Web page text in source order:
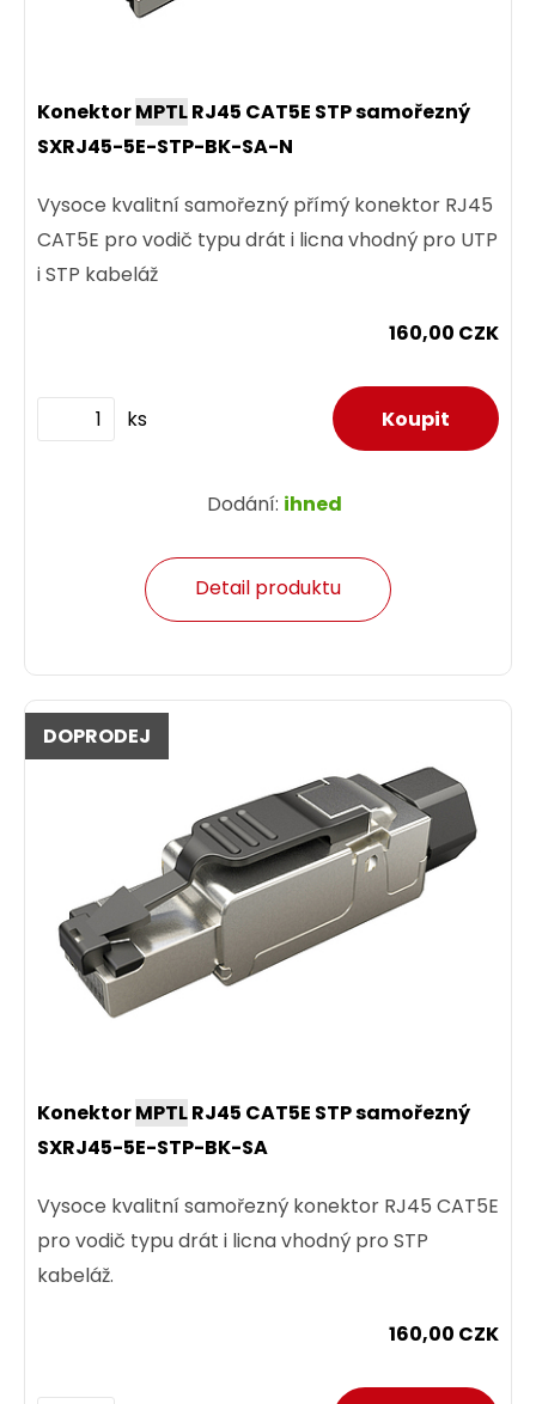
KonektorMPTLRJ45 CAT5E STP samořezný
SXRJ45-5E-STP-BK-SA-N
Vysoce kvalitní samořezný přímý konektor RJ45
CAT5E pro vodič typu drát i licna vhodný pro UTP
i STP kabeláž
160,00 CZK
ks
Dodání: ihned
Detail produktu
DOPRODEJ
KonektorMPTLRJ45 CAT5E STP samořezný
SXRJ45-5E-STP-BK-SA
Vysoce kvalitní samořezný konektor RJ45 CAT5E
pro vodič typu drát i licna vhodný pro STP
kabeláž.
160,00 CZK